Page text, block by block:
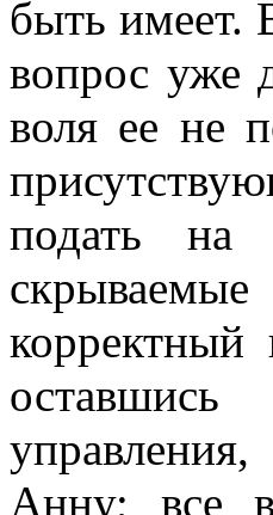
быть имеет.
вопрос уже
воля ее не
подать
корректный
Анну; все